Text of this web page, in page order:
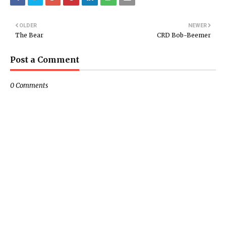
NEWER
CRD Bob-Beemer
OLDER
The Bear
Post a Comment
0 Comments